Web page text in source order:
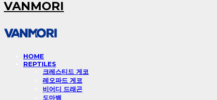
VANMORI
HOME
REPTILES
크레스티드 게코
레오파드 게코
비어디 드래곤
도마뱀